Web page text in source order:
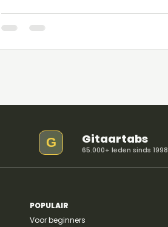
G Gitaartabs
65.000+ leden sinds 1998
POPULAIR
Voor beginners